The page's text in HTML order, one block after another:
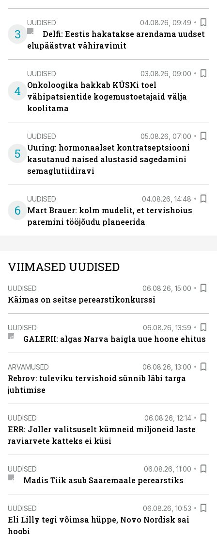
3
UUDISED 04.08.26, 09:49
Delfi: Eestis hakatakse arendama uudset
elupäästvat vähiravimit
4
UUDISED 03.08.26, 09:00
Onkoloogika hakkab KÜSKi toel
vähipatsientide kogemustoetajaid välja
koolitama
5
UUDISED 05.08.26, 07:00
Uuring: hormonaalset kontratseptsiooni
kasutanud naised alustasid sagedamini
semaglutiidiravi
6
UUDISED 04.08.26, 14:48
Mart Brauer: kolm mudelit, et tervishoius
paremini tööjõudu planeerida
VIIMASED UUDISED
UUDISED 06.08.26, 15:00
Käimas on seitse perearstikonkurssi
UUDISED 06.08.26, 13:59
GALERII: algas Narva haigla uue hoone ehitus
ARVAMUSED 06.08.26, 13:00
Rebrov: tuleviku tervishoid sünnib läbi targa
juhtimise
UUDISED 06.08.26, 12:14
ERR: Joller valitsuselt kümneid miljoneid laste
raviarvete katteks ei küsi
UUDISED 06.08.26, 11:00
Madis Tiik asub Saaremaale perearstiks
UUDISED 06.08.26, 10:53
Eli Lilly tegi võimsa hüppe, Novo Nordisk sai
hoobi